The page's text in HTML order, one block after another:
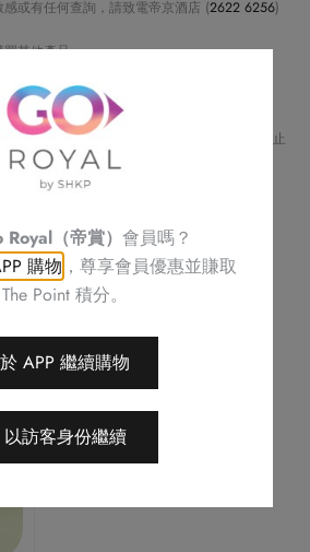
或有任何查詢，請致電帝京酒店 (2622 6256)
其他產品
更改、取消或退款
以確保交易快捷及順利
Hotels 保留修改優惠條款及細則、更改或終止
另行通知
Delights by Royal Hotels 保留最終決定權
Royal（帝賞） 會員嗎？
購物 ，尊享會員優惠並賺取
The Point 積分。
於 APP 繼續購物
以訪客身份繼續